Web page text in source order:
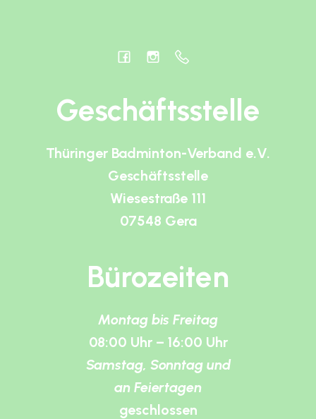
Geschäftsstelle
Thüringer Badminton-Verband e.V.
Geschäftsstelle
Wiesestraße 111
07548 Gera
Bürozeiten
Montag bis Freitag
08:00 Uhr – 16:00 Uhr
Samstag, Sonntag und
an Feiertagen
geschlossen